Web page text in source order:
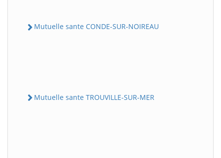
Mutuelle sante CONDE-SUR-NOIREAU
Mutuelle sante TROUVILLE-SUR-MER